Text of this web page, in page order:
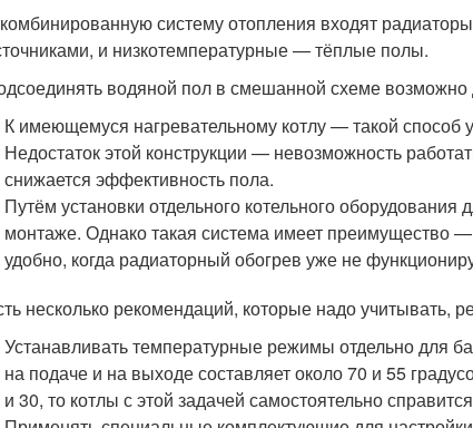
систему отопления входят
и низкотемпературные — тёплые полы.
водяной пол в смешанной схеме
К имеющемуся нагревательному котлу — такой
Недостаток этой конструкции — невозможность
снижается эффективность пола.
Путём установки отдельного котельного
монтаже. Однако такая система имеет преимущество
удобно, когда радиаторный обогрев уже не
несколько рекомендаций, которые надо учитывать,
Устанавливать температурные режимы отдельно для
на подаче и на выходе составляет около 70 и 55
и 30, то котлы с этой задачей самостоятельно